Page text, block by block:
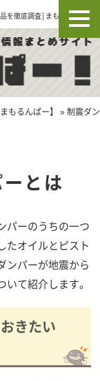
を徹底調査│まもるんぱー】
もるんぱー】 »制震ダ
とは
パーのうちの一つ
たオイルとピスト
ンパーが地震から
て紹介します。
きたい